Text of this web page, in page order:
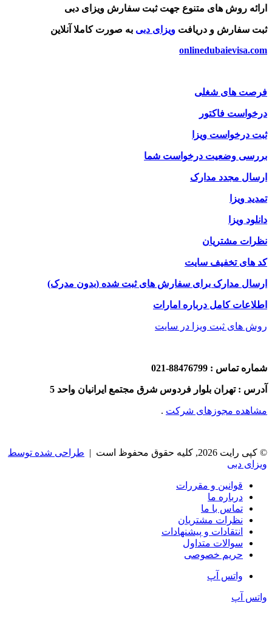
ارائه روش های متنوع جهت ثبت سفارش ویزای دبی
ثبت سفارش و دریافت ویزای دبی به صورت کاملا آنلاین
onlinedubaievisa.com
فرصت های شغلی
درخواست فاکتور
ثبت درخواست ویزا
بررسی وضعیت درخواست شما
ارسال مجدد مدارک
تمدید ویزا
دانلود ویزا
نظرات مشتریان
کد های تخفیف سایت
ارسال مدارک برای سفارش های ثبت شده (بدون مدرک)
اطلاعات کامل درباره امارات
روش های ثبت ویزا در سایت
شماره تماس : 88476799-021
آدرس : تهران بلوار فردوس شرق مجتمع ایرانیان واحد 5
مشاهده مجوزهای شرکت .
© کپی رایت 2026, کلیه حقوق محفوظ است |
طراحی شده توسط
ویزای دبی
قوانین و مقررات
درباره ما
تماس با ما
نظرات مشتریان
انتقادات و پیشنهادات
سوالات متداول
حریم خصوصی
واتس آپ
واتس آپ